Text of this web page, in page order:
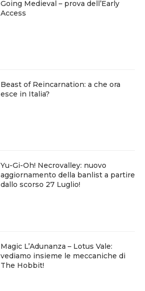
Going Medieval – prova dell’Early
Access
Beast of Reincarnation: a che ora
esce in Italia?
Yu-Gi-Oh! Necrovalley: nuovo
aggiornamento della banlist a partire
dallo scorso 27 Luglio!
Magic L’Adunanza – Lotus Vale:
vediamo insieme le meccaniche di
The Hobbit!